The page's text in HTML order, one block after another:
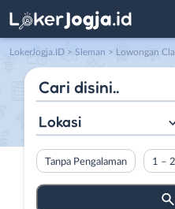
LokerJogja.ID > Sleman > Lowongan Class
Lokasi
Tanpa Pengalaman 1 –